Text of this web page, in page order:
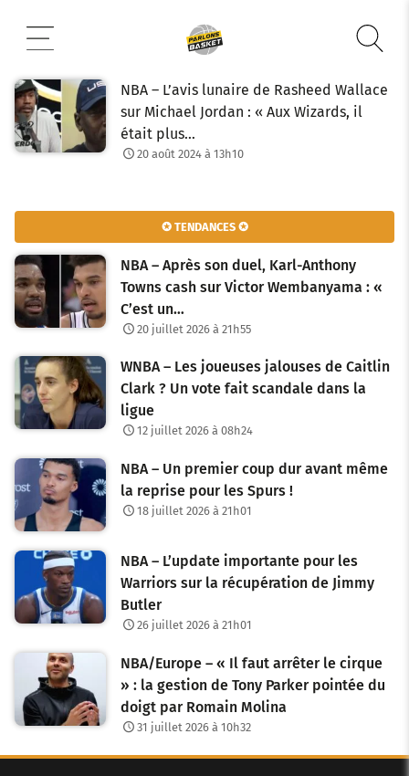
contenu
NBA – L’avis lunaire de Rasheed Wallace
sur Michael Jordan : « Aux Wizards, il
était plus…
20 août 2024 à 13h10
✪ TENDANCES ✪
NBA – Après son duel, Karl-Anthony
Towns cash sur Victor Wembanyama : «
C’est un…
20 juillet 2026 à 21h55
WNBA – Les joueuses jalouses de Caitlin
Clark ? Un vote fait scandale dans la
ligue
12 juillet 2026 à 08h24
NBA – Un premier coup dur avant même
la reprise pour les Spurs !
18 juillet 2026 à 21h01
NBA – L’update importante pour les
Warriors sur la récupération de Jimmy
Butler
26 juillet 2026 à 21h01
NBA/Europe – « Il faut arrêter le cirque
» : la gestion de Tony Parker pointée du
doigt par Romain Molina
31 juillet 2026 à 10h32